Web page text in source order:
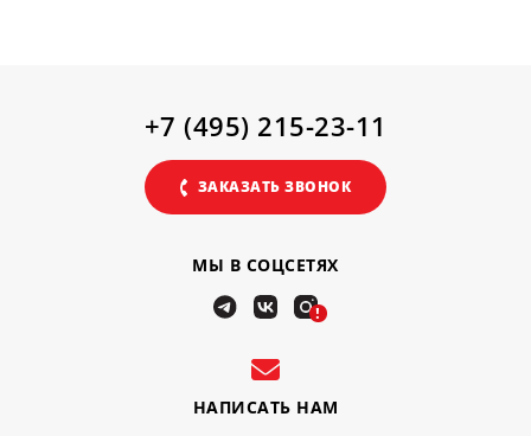
НАПИСАТЬ НАМ
МЫ В СОЦСЕТЯХ
!
+7 (495) 215-23-11
ЗАКАЗАТЬ ЗВОНОК